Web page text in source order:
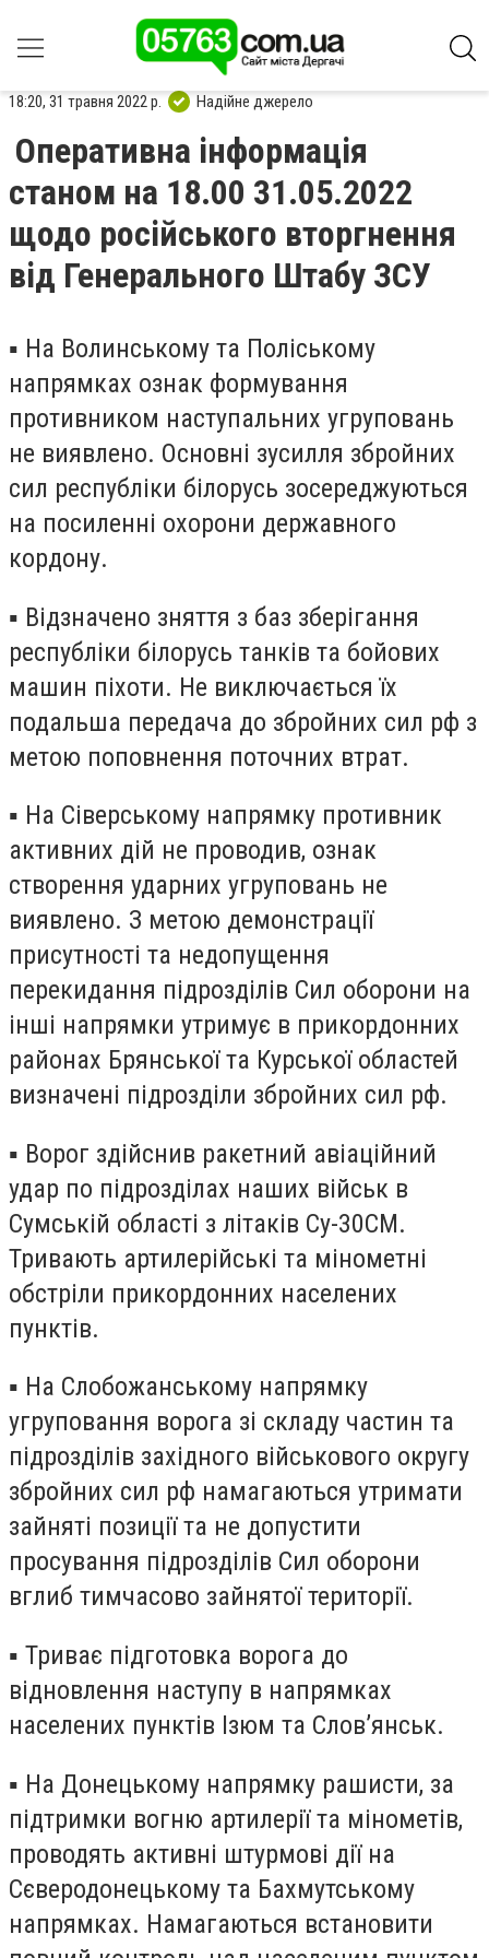
18:20, 31 травня 2022 р. Надійне джерело
Оперативна інформація
станом на 18.00 31.05.2022
щодо російського вторгнення
від Генерального Штабу ЗСУ
▪️ На Волинському та Поліському
напрямках ознак формування
противником наступальних угруповань
не виявлено. Основні зусилля збройних
сил республіки білорусь зосереджуються
на посиленні охорони державного
кордону.
▪️ Відзначено зняття з баз зберігання
республіки білорусь танків та бойових
машин піхоти. Не виключається їх
подальша передача до збройних сил рф з
метою поповнення поточних втрат.
▪️ На Сіверському напрямку противник
активних дій не проводив, ознак
створення ударних угруповань не
виявлено. З метою демонстрації
присутності та недопущення
перекидання підрозділів Сил оборони на
інші напрямки утримує в прикордонних
районах Брянської та Курської областей
визначені підрозділи збройних сил рф.
▪️ Ворог здійснив ракетний авіаційний
удар по підрозділах наших військ в
Сумській області з літаків Су-30СМ.
Тривають артилерійські та мінометні
обстріли прикордонних населених
пунктів.
▪️ На Слобожанському напрямку
угруповання ворога зі складу частин та
підрозділів західного військового округу
збройних сил рф намагаються утримати
зайняті позиції та не допустити
просування підрозділів Сил оборони
вглиб тимчасово зайнятої території.
▪️ Триває підготовка ворога до
відновлення наступу в напрямках
населених пунктів Ізюм та Слов’янськ.
▪️ На Донецькому напрямку рашисти, за
підтримки вогню артилерії та мінометів,
проводять активні штурмові дії на
Сєверодонецькому та Бахмутському
напрямках. Намагаються встановити